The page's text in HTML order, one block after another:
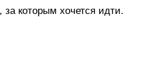
которым хочется идти.